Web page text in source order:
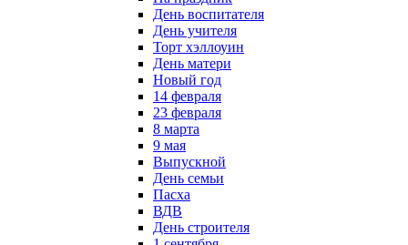
День воспитателя
День учителя
Торт хэллоуин
День матери
Новый год
14 февраля
23 февраля
8 марта
9 мая
Выпускной
День семьи
Пасха
ВДВ
День строителя